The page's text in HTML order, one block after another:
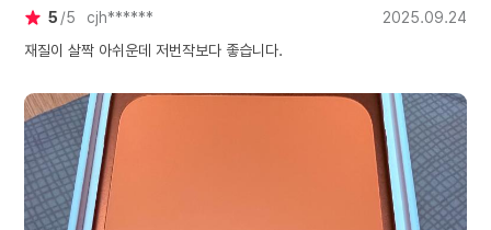
5 5 cjh******
2025.09.24
재질이 살짝 아쉬운데 저번작보다 좋습니다.